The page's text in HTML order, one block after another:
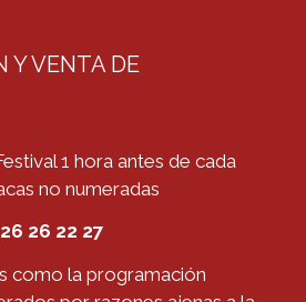
Y VENTA DE
1 hora antes de cada
no numeradas
26 22 27
como la programación